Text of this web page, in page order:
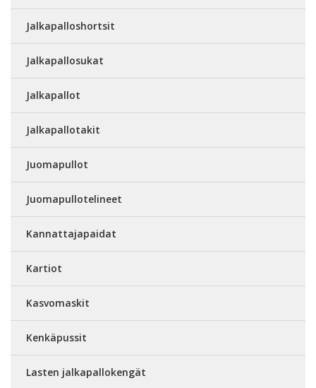
Jalkapalloshortsit
Jalkapallosukat
Jalkapallot
Jalkapallotakit
Juomapullot
Juomapullotelineet
Kannattajapaidat
Kartiot
Kasvomaskit
Kenkäpussit
Lasten jalkapallokengät